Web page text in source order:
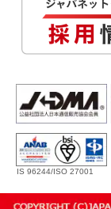
IS 96244/ISO 27001